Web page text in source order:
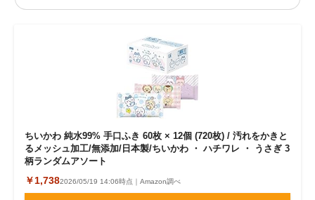
経営リーダーのコミュニティ
ITエンジニア向け専門サイト
企業向けIT製品の総合サイト
ちいかわ 純水99% 手口ふき 60枚 × 12個 (720枚) / 汚れをかきと
るメッシュ加工/無添加/日本製/ちいかわ ・ ハチワレ ・ うさぎ 3
柄ランダムアソート
￥1,7382026/05/19 14:06時点｜Amazon調べ